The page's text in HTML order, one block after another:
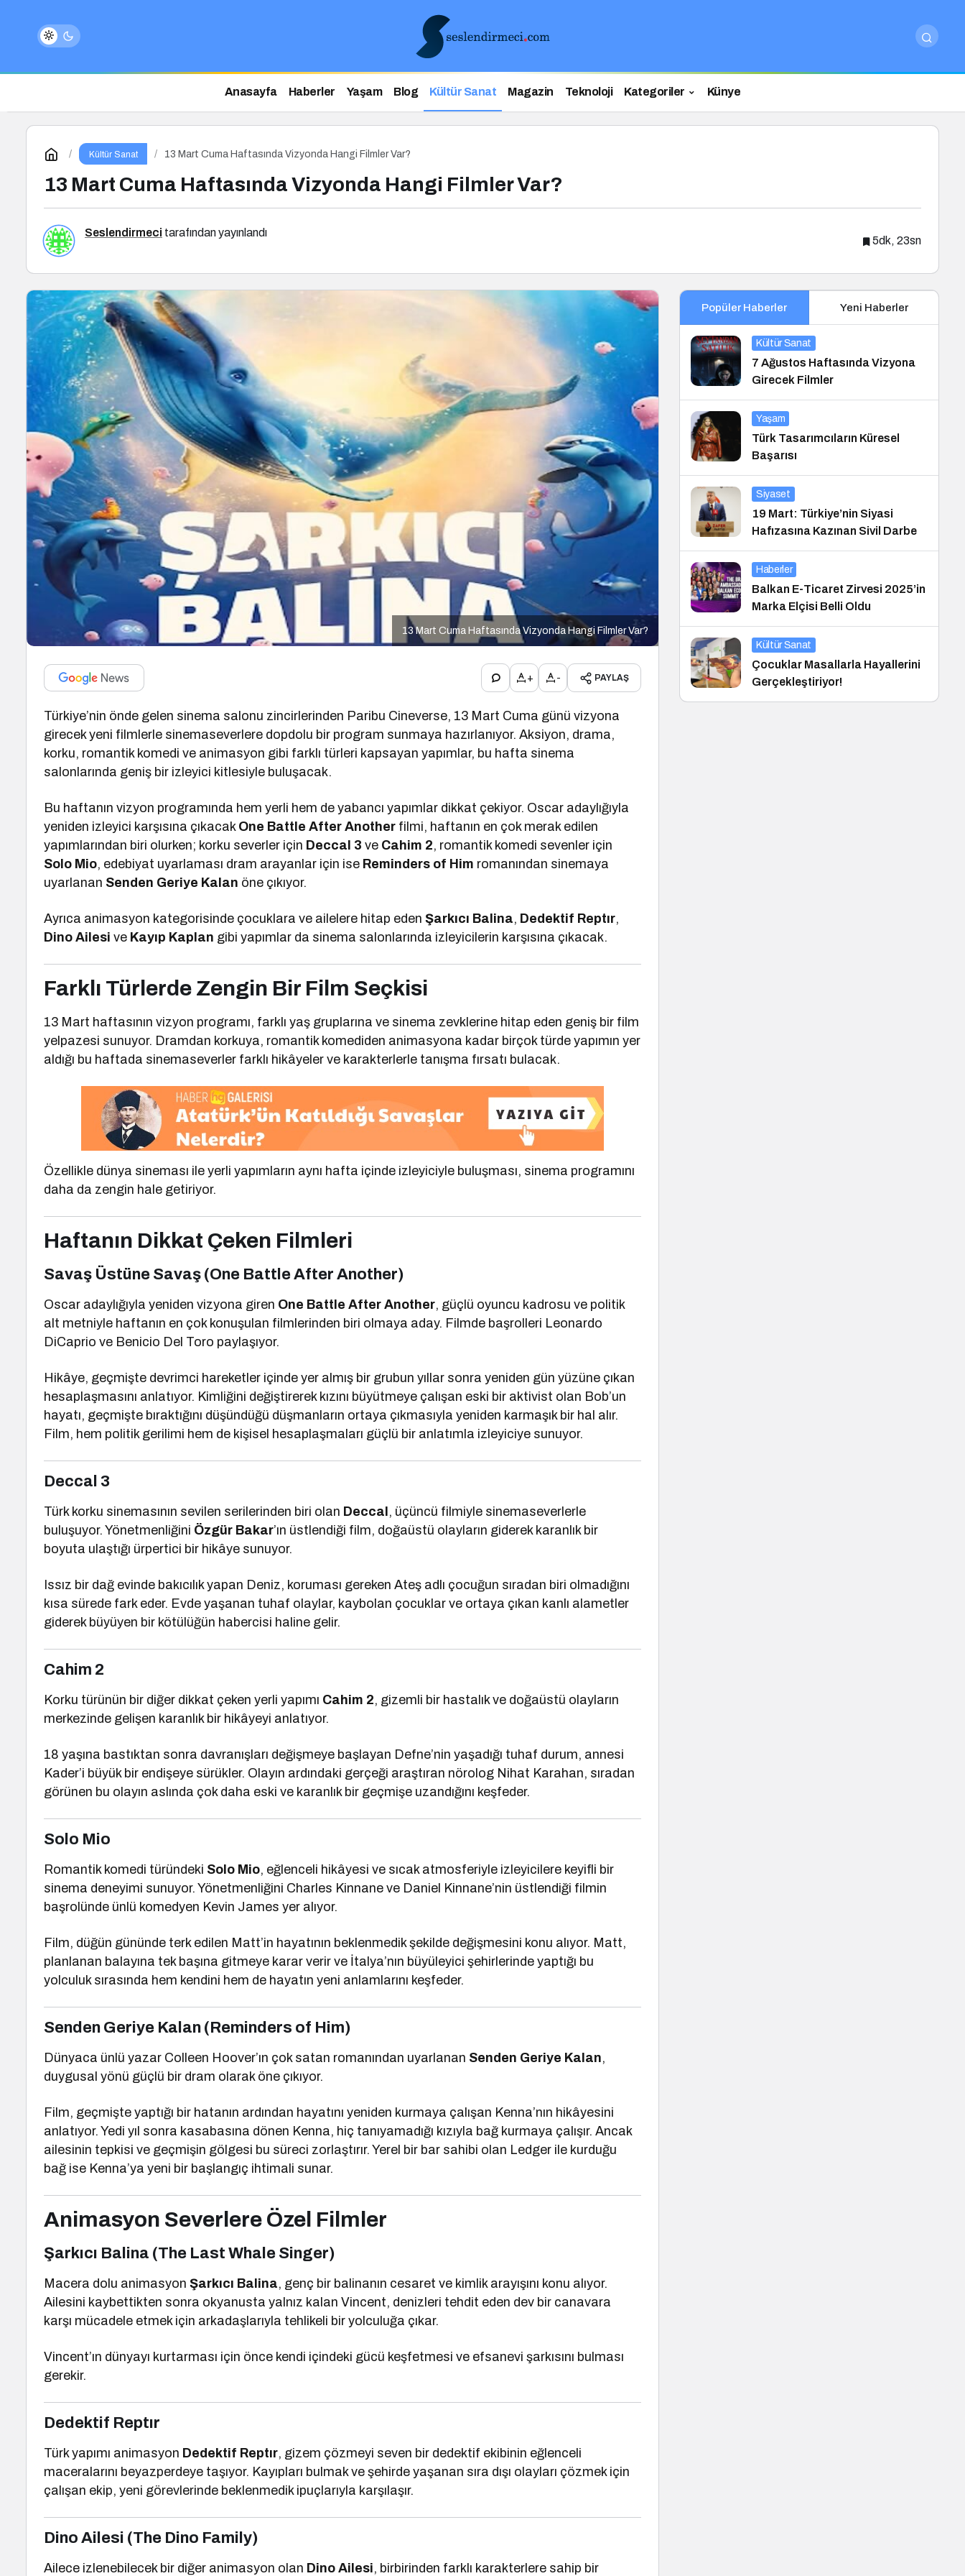
Anasayfa Haberler Yaşam Blog Kültür Sanat Magazin Teknoloji Kategoriler Künye
Kültür Sanat 13 Mart Cuma Haftasında Vizyonda Hangi Filmler Var?
13 Mart Cuma Haftasında Vizyonda Hangi Filmler Var?
Seslendirmeci tarafından yayınlandı
5dk, 23sn
13 Mart Cuma Haftasında Vizyonda Hangi Filmler Var?
+ - PAYLAŞ
Türkiye’nin önde gelen sinema salonu zincirlerinden Paribu Cineverse, 13 Mart Cuma günü vizyona
girecek yeni filmlerle sinemaseverlere dopdolu bir program sunmaya hazırlanıyor. Aksiyon, drama,
korku, romantik komedi ve animasyon gibi farklı türleri kapsayan yapımlar, bu hafta sinema
salonlarında geniş bir izleyici kitlesiyle buluşacak.
Bu haftanın vizyon programında hem yerli hem de yabancı yapımlar dikkat çekiyor. Oscar adaylığıyla
yeniden izleyici karşısına çıkacak One Battle After Another filmi, haftanın en çok merak edilen
yapımlarından biri olurken; korku severler için Deccal 3 ve Cahim 2, romantik komedi sevenler için
Solo Mio, edebiyat uyarlaması dram arayanlar için ise Reminders of Him romanından sinemaya
uyarlanan Senden Geriye Kalan öne çıkıyor.
Ayrıca animasyon kategorisinde çocuklara ve ailelere hitap edenŞarkıcı Balina, Dedektif Reptır,
Dino Ailesi ve Kayıp Kaplan gibi yapımlar da sinema salonlarında izleyicilerin karşısına çıkacak.
Farklı Türlerde Zengin Bir Film Seçkisi
13 Mart haftasının vizyon programı, farklı yaş gruplarına ve sinema zevklerine hitap eden geniş bir film
yelpazesi sunuyor. Dramdan korkuya, romantik komediden animasyona kadar birçok türde yapımın yer
aldığı bu haftada sinemaseverler farklı hikâyeler ve karakterlerle tanışma fırsatı bulacak.
Özellikle dünya sineması ile yerli yapımların aynı hafta içinde izleyiciyle buluşması, sinema programını
daha da zengin hale getiriyor.
Haftanın Dikkat Çeken Filmleri
Savaş Üstüne Savaş (One Battle After Another)
Oscar adaylığıyla yeniden vizyona giren One Battle After Another, güçlü oyuncu kadrosu ve politik
alt metniyle haftanın en çok konuşulan filmlerinden biri olmaya aday. Filmde başrolleri Leonardo
DiCaprio ve Benicio Del Toro paylaşıyor.
Hikâye, geçmişte devrimci hareketler içinde yer almış bir grubun yıllar sonra yeniden gün yüzüne çıkan
hesaplaşmasını anlatıyor. Kimliğini değiştirerek kızını büyütmeye çalışan eski bir aktivist olan Bob’un
hayatı, geçmişte bıraktığını düşündüğü düşmanların ortaya çıkmasıyla yeniden karmaşık bir hal alır.
Film, hem politik gerilimi hem de kişisel hesaplaşmaları güçlü bir anlatımla izleyiciye sunuyor.
Deccal 3
Türk korku sinemasının sevilen serilerinden biri olan Deccal , üçüncü filmiyle sinemaseverlerle
buluşuyor. Yönetmenliğini Özgür Bakar’ın üstlendiği film, doğaüstü olayların giderek karanlık bir
boyuta ulaştığı ürpertici bir hikâye sunuyor.
Issız bir dağ evinde bakıcılık yapan Deniz, koruması gereken Ateş adlı çocuğun sıradan biri olmadığını
kısa sürede fark eder. Evde yaşanan tuhaf olaylar, kaybolan çocuklar ve ortaya çıkan kanlı alametler
giderek büyüyen bir kötülüğün habercisi haline gelir.
Cahim 2
Korku türünün bir diğer dikkat çeken yerli yapımı Cahim 2, gizemli bir hastalık ve doğaüstü olayların
merkezinde gelişen karanlık bir hikâyeyi anlatıyor.
18 yaşına bastıktan sonra davranışları değişmeye başlayan Defne’nin yaşadığı tuhaf durum, annesi
Kader’i büyük bir endişeye sürükler. Olayın ardındaki gerçeği araştıran nörolog Nihat Karahan, sıradan
görünen bu olayın aslında çok daha eski ve karanlık bir geçmişe uzandığını keşfeder.
Solo Mio
Romantik komedi türündeki Solo Mio, eğlenceli hikâyesi ve sıcak atmosferiyle izleyicilere keyifli bir
sinema deneyimi sunuyor. Yönetmenliğini Charles Kinnane ve Daniel Kinnane’nin üstlendiği filmin
başrolünde ünlü komedyen Kevin James yer alıyor.
Film, düğün gününde terk edilen Matt’in hayatının beklenmedik şekilde değişmesini konu alıyor. Matt,
planlanan balayına tek başına gitmeye karar verir ve İtalya’nın büyüleyici şehirlerinde yaptığı bu
yolculuk sırasında hem kendini hem de hayatın yeni anlamlarını keşfeder.
Senden Geriye Kalan (Reminders of Him)
Dünyaca ünlü yazar Colleen Hoover’ın çok satan romanından uyarlanan Senden Geriye Kalan,
duygusal yönü güçlü bir dram olarak öne çıkıyor.
Film, geçmişte yaptığı bir hatanın ardından hayatını yeniden kurmaya çalışan Kenna’nın hikâyesini
anlatıyor. Yedi yıl sonra kasabasına dönen Kenna, hiç tanıyamadığı kızıyla bağ kurmaya çalışır. Ancak
ailesinin tepkisi ve geçmişin gölgesi bu süreci zorlaştırır. Yerel bir bar sahibi olan Ledger ile kurduğu
bağ ise Kenna’ya yeni bir başlangıç ihtimali sunar.
Animasyon Severlere Özel Filmler
Şarkıcı Balina (The Last Whale Singer)
Macera dolu animasyonŞarkıcı Balina, genç bir balinanın cesaret ve kimlik arayışını konu alıyor.
Ailesini kaybettikten sonra okyanusta yalnız kalan Vincent, denizleri tehdit eden dev bir canavara
karşı mücadele etmek için arkadaşlarıyla tehlikeli bir yolculuğa çıkar.
Vincent’ın dünyayı kurtarması için önce kendi içindeki gücü keşfetmesi ve efsanevi şarkısını bulması
gerekir.
Dedektif Reptır
Türk yapımı animasyon Dedektif Reptır, gizem çözmeyi seven bir dedektif ekibinin eğlenceli
maceralarını beyazperdeye taşıyor. Kayıpları bulmak ve şehirde yaşanan sıra dışı olayları çözmek için
çalışan ekip, yeni görevlerinde beklenmedik ipuçlarıyla karşılaşır.
Dino Ailesi (The Dino Family)
Ailece izlenebilecek bir diğer animasyon olan Dino Ailesi, birbirinden farklı karakterlere sahip bir
Popüler Haberler Yeni Haberler
Kültür Sanat
7 Ağustos Haftasında Vizyona
Girecek Filmler
Yaşam
Türk Tasarımcıların Küresel
Başarısı
Siyaset
19 Mart: Türkiye’nin Siyasi
Hafızasına Kazınan Sivil Darbe
Haberler
Balkan E-Ticaret Zirvesi 2025’in
Marka Elçisi Belli Oldu
Kültür Sanat
Çocuklar Masallarla Hayallerini
Gerçekleştiriyor!